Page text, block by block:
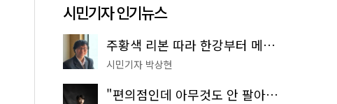
시민기자 인기뉴스
주황색 리본 따라 한강부터 메타세쿼이아 숲길까지…서울둘레길 15코스
시민기자 박상현
"편의점인데 아무것도 안 팔아요" 서울에서 가장 특별한 편의점의 정체